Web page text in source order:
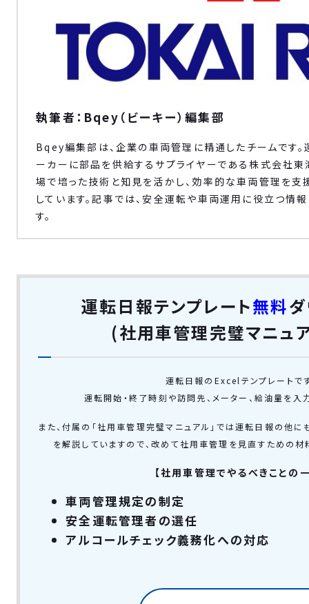
執筆者：Bqey（ビーキー）編集部
Bqey編集部は、企業の車両管理に精通したチームです
ーカーに部品を供給するサプライヤーである株式会社
場で培った技術と知見を活かし、効率的な車両管理を支
しています。記事では、安全運転や車両運用に役立つ情
す。
運転日報テンプレート無料
(社用車管理完璧マニュ
運転日報のExcelテンプレートで
運転開始・終了時刻や訪問先、メーター、給油量を入
また、付属の「社用車管理完璧マニュアル」では運転日報の他
を解説していますので、改めて社用車管理を見直すための材
【社用車管理でやるべきことの
車両管理規定の制定
安全運転管理者の選任
アルコールチェック義務化への対応